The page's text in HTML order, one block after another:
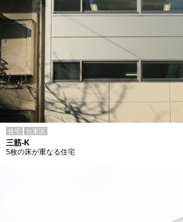
住宅 台東区
三筋-K
5枚の床が重なる住宅